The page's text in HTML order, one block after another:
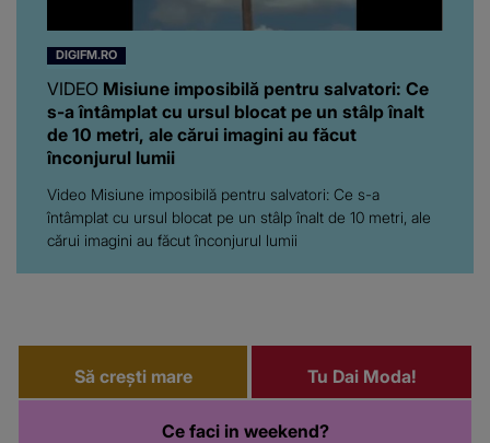
DIGIFM.RO
VIDEO Misiune imposibilă pentru salvatori: Ce
s-a întâmplat cu ursul blocat pe un stâlp înalt
de 10 metri, ale cărui imagini au făcut
înconjurul lumii
Video Misiune imposibilă pentru salvatori: Ce s-a
întâmplat cu ursul blocat pe un stâlp înalt de 10 metri, ale
cărui imagini au făcut înconjurul lumii
Să crești mare Tu Dai Moda!
Ce faci in weekend?